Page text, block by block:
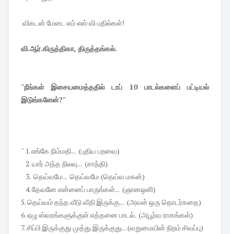
விகடன் மேடை எம் எஸ் வி பதில்கள்!
வி.ஆர்.கிருத்திகா, திருத்தங்கல்.
''நீங்கள் இசையமைத்ததில் டாப் 10 பாடல்களைப் பட்டியல்
இடுங்களேன்?''
'' 1. எங்கே நிம்மதி... (புதிய பறவை)
2. யார் அந்த நிலவு... (சாந்தி)
3. தெய்வமே... தெய்வமே (தெய்வ மகன்)
4. தேவனே என்னைப் பாருங்கள்... (ஞானஒளி)
5. தெய்வம் தந்த வீடு வீதி இருக்கு... (அவள் ஒரு தொடர்கதை)
6. ஏழு ஸ்வரங்களுக்குள் எத்தனை பாடல். (அபூர்வ ராகங்கள்)
7. சிப்பி இருக்குது முத்து இருக்குது... (வறுமையின் நிறம் சிவப்பு)